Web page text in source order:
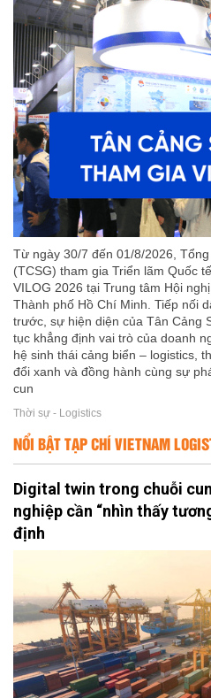
Từ ngày 30/7 đến 01/8/2026,
(TCSG) tham gia Triển lãm Quốc
VILOG 2026 tại Trung tâm Hội
Thành phố Hồ Chí Minh. Tiếp nối
trước, sự hiện diện của Tân Cảng
tục khẳng định vai trò của doanh
hệ sinh thái cảng biển – logistics,
đổi xanh và đồng hành cùng sự
cun
Thời sự - Logistics
NỔI BẬT TẠP CHÍ VIETNAM
Digital twin trong chuỗi
nghiệp cần “nhìn thấy
định